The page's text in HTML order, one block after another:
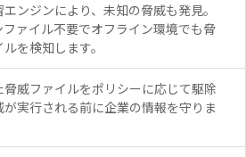
ンジンにより、未知の脅威も発見。
ファイル不要でオフライン環境でも脅
を検知します。
脅威ファイルをポリシーに応じて駆除
が実行される前に企業の情報を守りま